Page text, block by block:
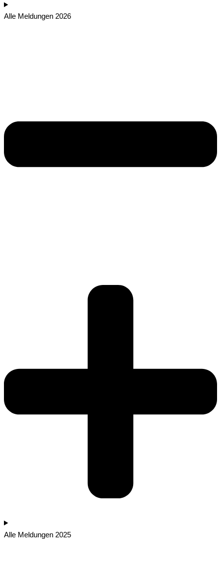
Alle Meldungen 2026
Alle Meldungen 2025